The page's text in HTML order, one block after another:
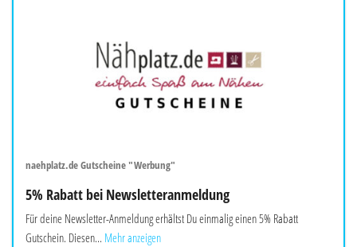
naehplatz.de Gutscheine "Werbung"
5% Rabatt bei Newsletteranmeldung
Für deine Newsletter-Anmeldung erhältst Du einmalig einen 5% Rabatt
Gutschein. Diesen... Mehr anzeigen